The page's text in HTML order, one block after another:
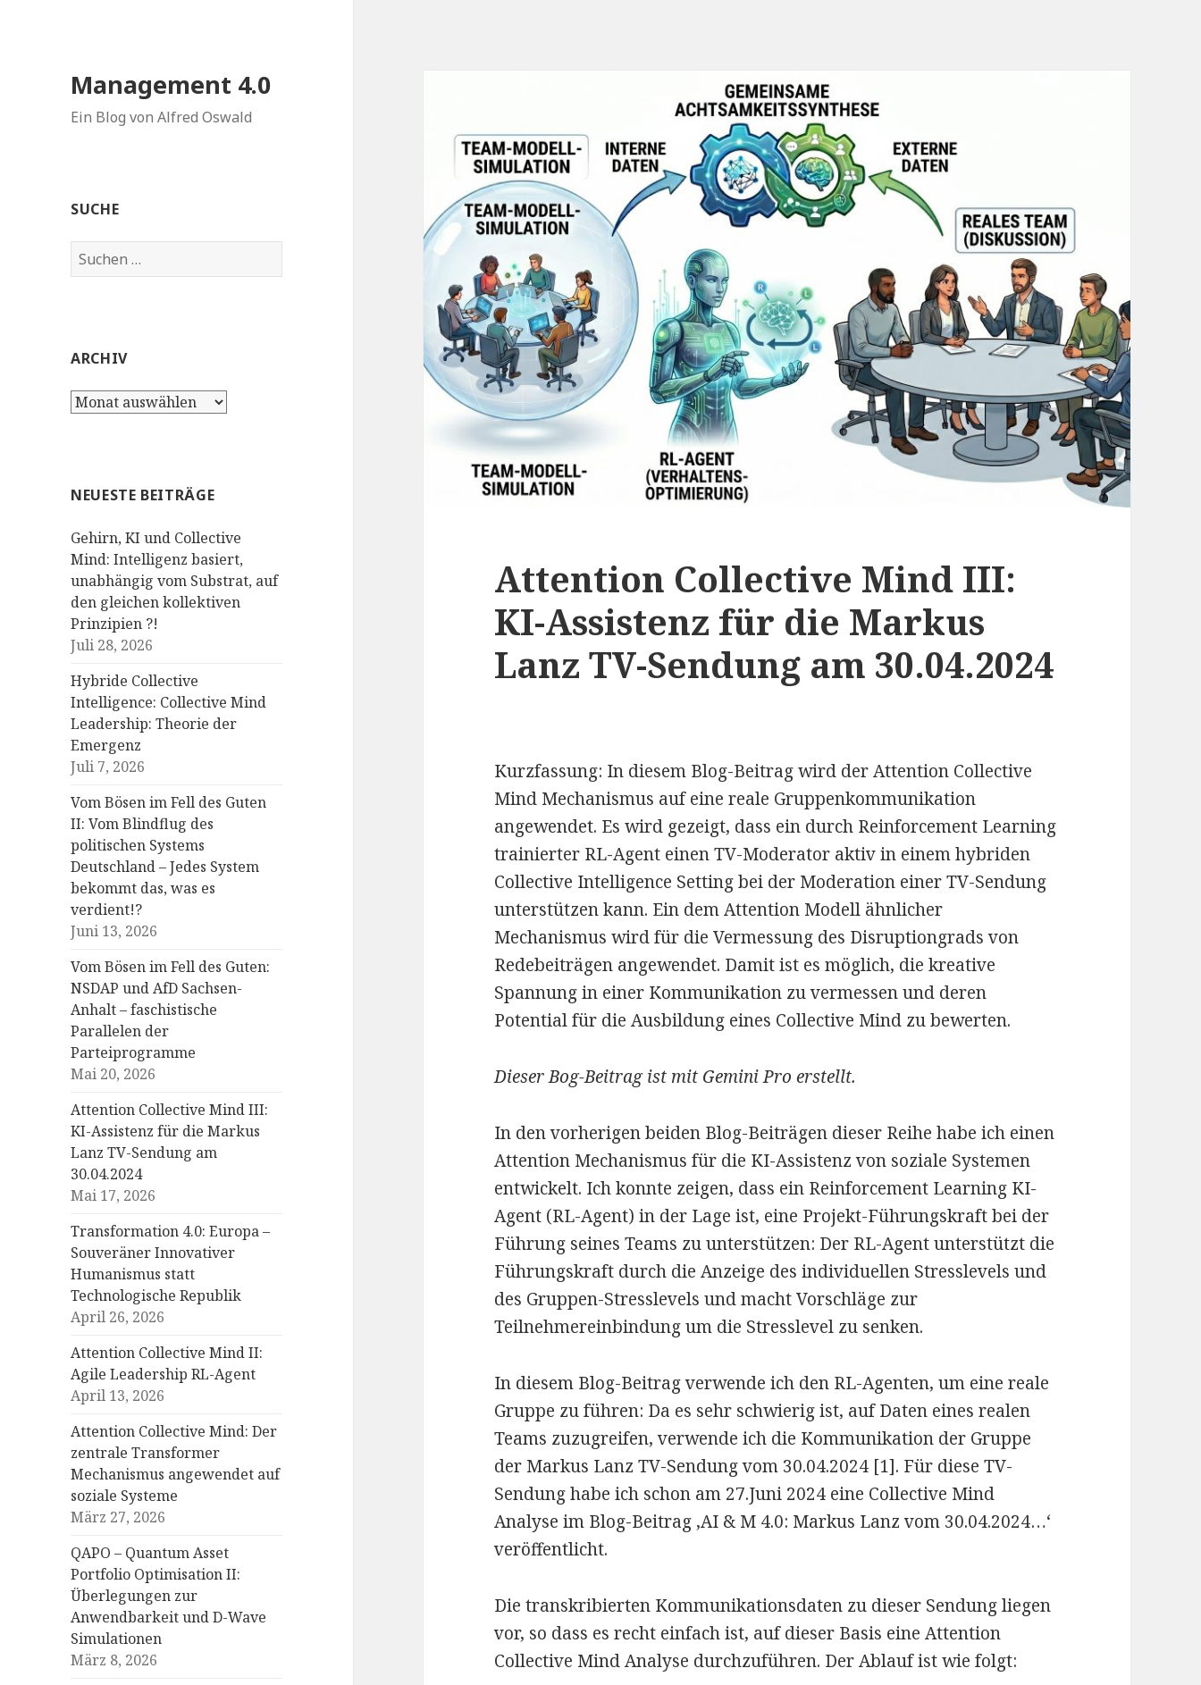
Management 4.0
Ein Blog von Alfred Oswald
SUCHE
Suchen
nach:
ARCHIV
Archiv
NEUESTE BEITRÄGE
Gehirn, KI und Collective
Mind: Intelligenz basiert,
unabhängig vom Substrat, auf
den gleichen kollektiven
Prinzipien ?!
Juli 28, 2026
Hybride Collective
Intelligence: Collective Mind
Leadership: Theorie der
Emergenz
Juli 7, 2026
Vom Bösen im Fell des Guten
II: Vom Blindflug des
politischen Systems
Deutschland – Jedes System
bekommt das, was es
verdient!?
Juni 13, 2026
Vom Bösen im Fell des Guten:
NSDAP und AfD Sachsen-
Anhalt – faschistische
Parallelen der
Parteiprogramme
Mai 20, 2026
Attention Collective Mind III:
KI-Assistenz für die Markus
Lanz TV-Sendung am
30.04.2024
Mai 17, 2026
Transformation 4.0: Europa –
Souveräner Innovativer
Humanismus statt
Technologische Republik
April 26, 2026
Attention Collective Mind II:
Agile Leadership RL-Agent
April 13, 2026
Attention Collective Mind: Der
zentrale Transformer
Mechanismus angewendet auf
soziale Systeme
März 27, 2026
QAPO – Quantum Asset
Portfolio Optimisation II:
Überlegungen zur
Anwendbarkeit und D-Wave
Simulationen
März 8, 2026
Attention Collective Mind III:
KI-Assistenz für die Markus
Lanz TV-Sendung am 30.04.2024
Kurzfassung: In diesem Blog-Beitrag wird der Attention Collective
Mind Mechanismus auf eine reale Gruppenkommunikation
angewendet. Es wird gezeigt, dass ein durch Reinforcement Learning
trainierter RL-Agent einen TV-Moderator aktiv in einem hybriden
Collective Intelligence Setting bei der Moderation einer TV-Sendung
unterstützen kann. Ein dem Attention Modell ähnlicher
Mechanismus wird für die Vermessung des Disruptiongrads von
Redebeiträgen angewendet. Damit ist es möglich, die kreative
Spannung in einer Kommunikation zu vermessen und deren
Potential für die Ausbildung eines Collective Mind zu bewerten.
Dieser Bog-Beitrag ist mit Gemini Pro erstellt.
In den vorherigen beiden Blog-Beiträgen dieser Reihe habe ich einen
Attention Mechanismus für die KI-Assistenz von soziale Systemen
entwickelt. Ich konnte zeigen, dass ein Reinforcement Learning KI-
Agent (RL-Agent) in der Lage ist, eine Projekt-Führungskraft bei der
Führung seines Teams zu unterstützen: Der RL-Agent unterstützt die
Führungskraft durch die Anzeige des individuellen Stresslevels und
des Gruppen-Stresslevels und macht Vorschläge zur
Teilnehmereinbindung um die Stresslevel zu senken.
In diesem Blog-Beitrag verwende ich den RL-Agenten, um eine reale
Gruppe zu führen: Da es sehr schwierig ist, auf Daten eines realen
Teams zuzugreifen, verwende ich die Kommunikation der Gruppe
der Markus Lanz TV-Sendung vom 30.04.2024 [1]. Für diese TV-
Sendung habe ich schon am 27.Juni 2024 eine Collective Mind
Analyse im Blog-Beitrag ‚AI & M 4.0: Markus Lanz vom 30.04.2024…‘
veröffentlicht.
Die transkribierten Kommunikationsdaten zu dieser Sendung liegen
vor, so dass es recht einfach ist, auf dieser Basis eine Attention
Collective Mind Analyse durchzuführen. Der Ablauf ist wie folgt: